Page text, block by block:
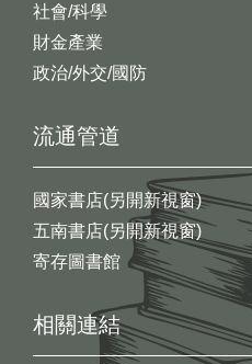
社會/科學
財金產業
政治/外交/國防
流通管道
國家書店(另開新視窗)
五南書店(另開新視窗)
寄存圖書館
相關連結